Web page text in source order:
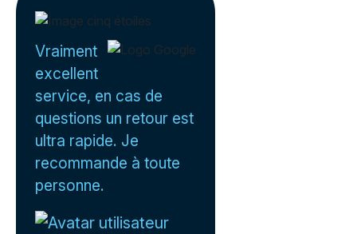
Vraiment
excellent
service, en cas de
questions un retour est
ultra rapide. Je
recommande à toute
personne.